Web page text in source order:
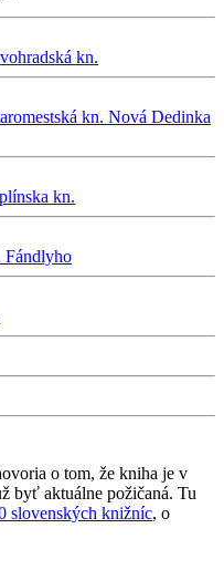
kn.
kn. Nová Dedinka
kn.
Fándlyho
o tom, že kniha je v
byť aktuálne požičaná. Tu
slovenských knižníc, o